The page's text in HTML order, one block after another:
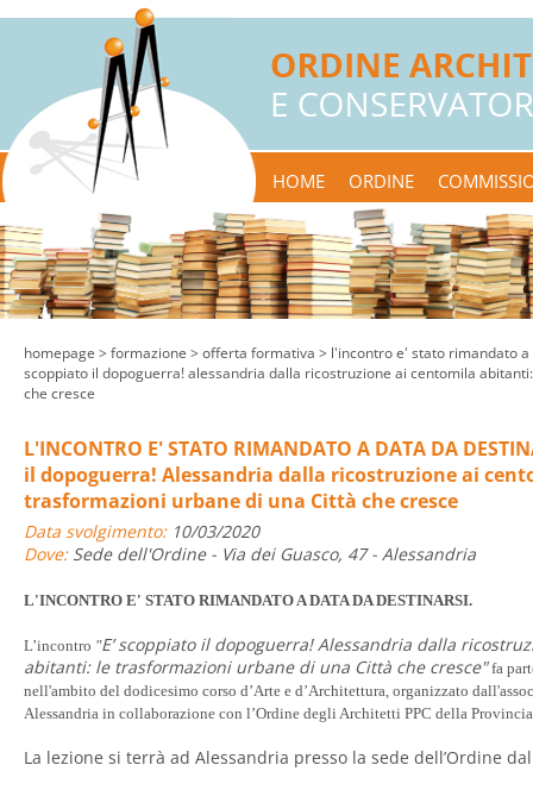
HOME ORDINE
homepage > formazione > offerta formativa > l'incontro e' stato rimandato a
scoppiato il dopoguerra! alessandria dalla ricostruzione ai centomila
che cresce
L'INCONTRO E' STATO RIMANDATO A DATA DA
il dopoguerra! Alessandria dalla ricostruzione ai
trasformazioni urbane di una Città che cresce
Data svolgimento:10/03/2020
Dove:Sede dell'Ordine - Via dei Guasco, 47 - Alessandria
L'INCONTRO E' STATO RIMANDATO A DATA DA DESTINARSI.
L’incontro "E’ scoppiato il dopoguerra! Alessandria dalla
abitanti: le trasformazioni urbane di una Città che cresce"fa
nell'ambito del dodicesimo corso d’Arte e d’Architettura, organizzato
Alessandria in collaborazione con l’Ordine degli Architetti PPC della
La lezione si terrà ad Alessandria presso la sede dell’Ordine